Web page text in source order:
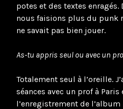
potes et des textes enragés.
nous faisions plus du punk
ne savait pas bien jouer.
As-tu appris seul ou avec un
Totalement seul à l’oreille.
séances avec un prof à
l’enregistrement de